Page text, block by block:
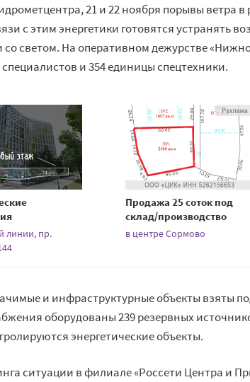
21 и 22 ноября порывы ветра в
с этим энергетики готовятся устранять
со светом. На оперативном дежурстве
и 354 единицы спецтехники.
линии, пр.
Продажа 25 соток под
склад/производство
в центре Сормово
и инфраструктурные объекты взяты
оборудованы 239 резервных
энергетические объекты.
ситуации в филиале «Россети Центра и